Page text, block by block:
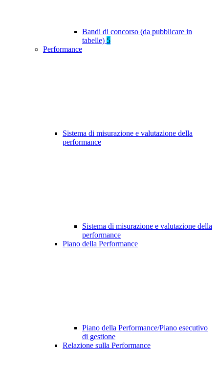
Bandi di concorso (da pubblicare in
tabelle) 5
Performance
Sistema di misurazione e valutazione della
performance
Sistema di misurazione e valutazione della
performance
Piano della Performance
Piano della Performance/Piano esecutivo
di gestione
Relazione sulla Performance